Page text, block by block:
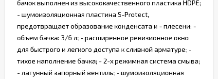
бачок выполнен из высококачественного пластика HDPE;
- шумоизоляционная пластина S-Protect,
предотвращает образование конденсата и - плесени; -
объем бачка: 3/6 л; - расширенное ревизионное окно
для быстрого и легкого доступа к сливной арматуре; -
тихое наполнение бачка; - 2-х режимная система смыва;
- латунный запорный вентиль; - шумоизоляционная